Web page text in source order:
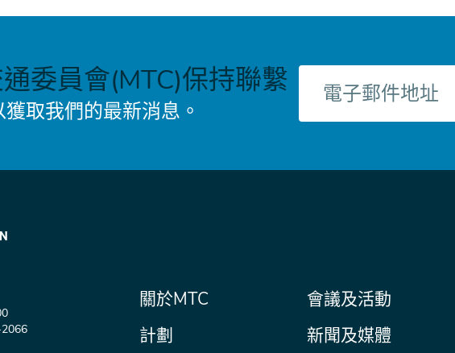
委員會(MTC)保持聯繫
取我們的最新消息。
郵
主
菜
關於MTC
計劃
Secondary
會議及活動
新聞及媒體